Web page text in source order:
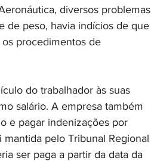
diversos problemas
de peso, havia indícios de que
procedimentos de
do trabalhador às suas
salário. A empresa também
e pagar indenizações por
pelo Tribunal Regional
ser paga a partir da data da